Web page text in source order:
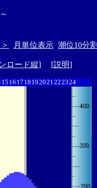
～
月単位表示 潮位10分割
ロード縦] [説明]
15 16 17 18 192021222324